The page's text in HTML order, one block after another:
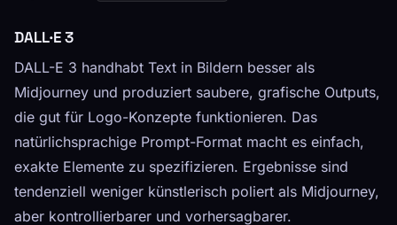
DALL·E 3
DALL-E 3 handhabt Text in Bildern besser als
Midjourney und produziert saubere, grafische Outputs,
die gut für Logo-Konzepte funktionieren. Das
natürlichsprachige Prompt-Format macht es einfach,
exakte Elemente zu spezifizieren. Ergebnisse sind
tendenziell weniger künstlerisch poliert als Midjourney,
aber kontrollierbarer und vorhersagbarer.